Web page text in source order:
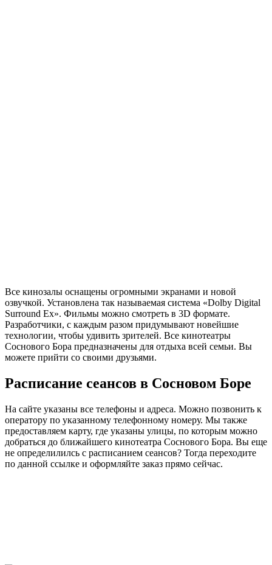
Все кинозалы оснащены огромными экранами и новой
озвучкой. Установлена так называемая система «Dolby Digital
Surround Ex». Фильмы можно смотреть в 3D формате.
Разработчики, с каждым разом придумывают новейшие
технологии, чтобы удивить зрителей. Все кинотеатры
Соснового Бора предназначены для отдыха всей семьи. Вы
можете прийти со своими друзьями.
Расписание сеансов в Сосновом Боре
На сайте указаны все телефоны и адреса. Можно позвонить к
оператору по указанному телефонному номеру. Мы также
предоставляем карту, где указаны улицы, по которым можно
добраться до ближайшего кинотеатра Соснового Бора. Вы еще
не определилилсь с расписанием сеансов? Тогда переходите
по данной ссылке и оформляйте заказ прямо сейчас.